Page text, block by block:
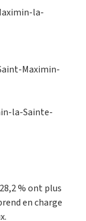
la-
Maximin-
la-Sainte-
% ont plus
en charge